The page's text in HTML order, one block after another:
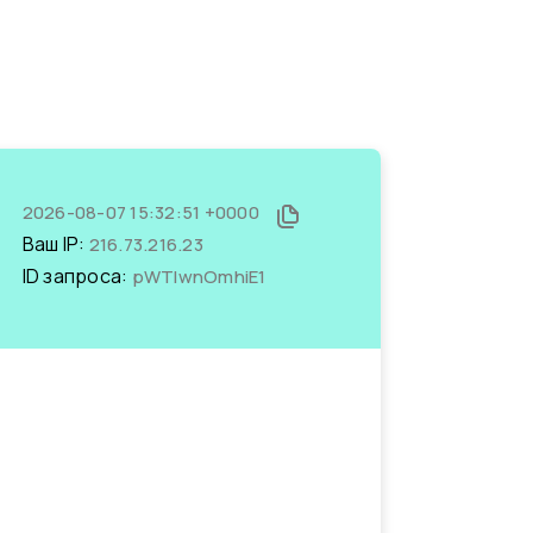
2026-08-07 15:32:51 +0000
Ваш IP: 216.73.216.23
ID запроса: pWTlwnOmhiE1